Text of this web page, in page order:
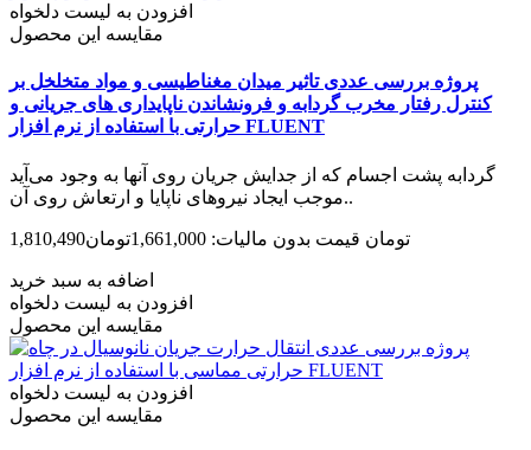
افزودن به لیست دلخواه
مقایسه این محصول
پروژه بررسی عددی تاثیر میدان مغناطیسی و مواد متخلخل بر
کنترل رفتار مخرب گردابه و فرونشاندن ناپایداری های جریانی و
حرارتی با استفاده از نرم افزار FLUENT
گردابه پشت اجسام که از جدایش جریان روی آنها به وجود می‌آید
موجب ایجاد نیروهای ناپایا و ارتعاش روی آن..
1,810,490تومان قیمت بدون مالیات: 1,661,000تومان
اضافه به سبد خرید
افزودن به لیست دلخواه
مقایسه این محصول
افزودن به لیست دلخواه
مقایسه این محصول